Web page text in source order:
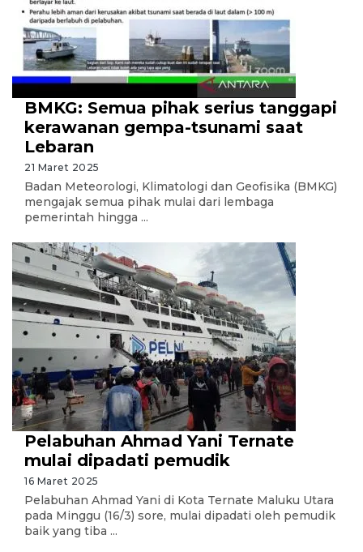
BMKG: Semua pihak serius tanggapi
kerawanan gempa-tsunami saat
Lebaran
21 Maret 2025
Badan Meteorologi, Klimatologi dan Geofisika (BMKG)
mengajak semua pihak mulai dari lembaga
pemerintah hingga ...
Pelabuhan Ahmad Yani Ternate
mulai dipadati pemudik
16 Maret 2025
Pelabuhan Ahmad Yani di Kota Ternate Maluku Utara
pada Minggu (16/3) sore, mulai dipadati oleh pemudik
baik yang tiba ...